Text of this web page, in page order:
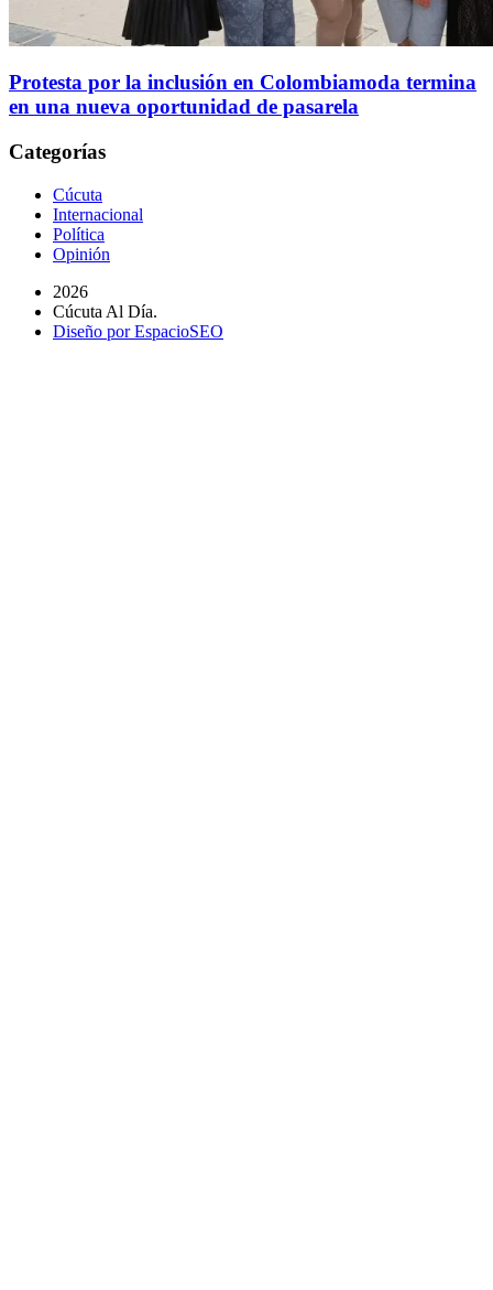
Protesta por la inclusión en Colombiamoda termina
en una nueva oportunidad de pasarela
Categorías
Cúcuta
Internacional
Política
Opinión
2026
Cúcuta Al Día.
Diseño por EspacioSEO